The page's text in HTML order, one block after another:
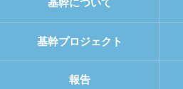
基幹プロジェクト
報告